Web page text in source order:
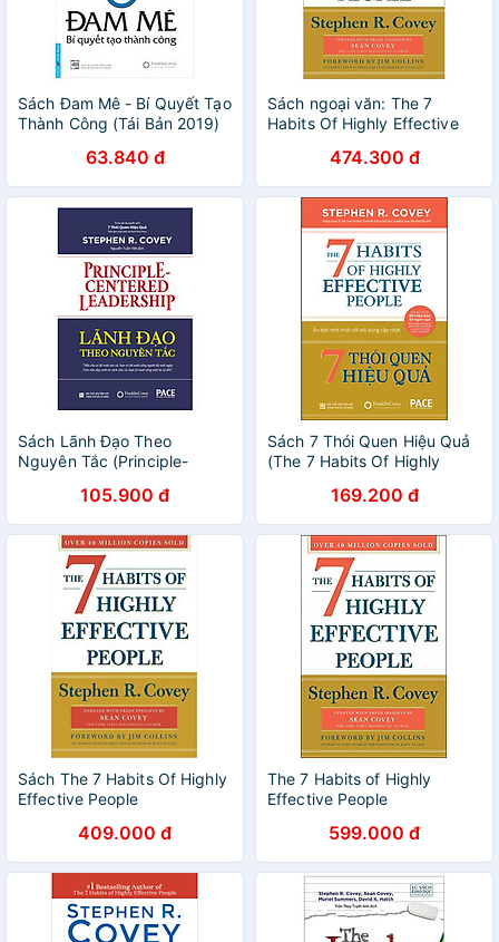
Sách Đam Mê - Bí Quyết Tạo
Thành Công (Tái Bản 2019)
63.840 đ
Sách ngoại văn: The 7
Habits Of Highly Effective
474.300 đ
Sách Lãnh Đạo Theo
Nguyên Tắc (Principle-
Stephen R. Covey - PACE
Books
105.900 đ
Sách 7 Thói Quen Hiệu Quả
(The 7 Habits Of Highly
R. Covey - PACE Books
169.200 đ
Sách The 7 Habits Of Highly
Effective People
409.000 đ
The 7 Habits of Highly
Effective People
599.000 đ